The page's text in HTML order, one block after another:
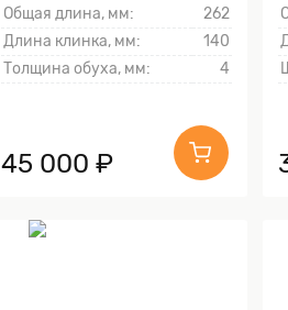
Общая длина, мм:
262
Длина клинка, мм:
140
Толщина обуха, мм:
4
45 000 ₽